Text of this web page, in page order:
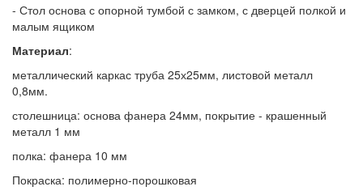
- Стол основа с опорной тумбой с замком, с дверцей полкой и
малым ящиком
Материал:
металлический каркас труба 25х25мм, листовой металл
0,8мм.
столешница: основа фанера 24мм, покрытие - крашенный
металл 1 мм
полка: фанера 10 мм
Покраска: полимерно-порошковая